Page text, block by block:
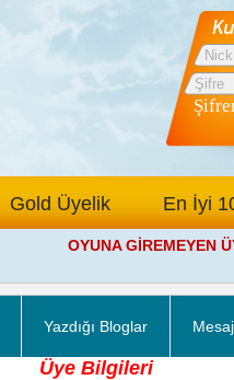
Gold Üyelik En İyi
OYUNA GİREMEYEN
Yazdığı Bloglar
Üye Bilgileri